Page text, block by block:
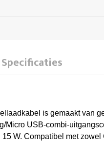
Specificaties
is gemaakt van
Micro USB-combi-
W. Compatibel met